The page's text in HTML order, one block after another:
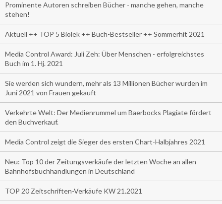
Prominente Autoren schreiben Bücher - manche gehen, manche
stehen!
Aktuell ++ TOP 5 Biolek ++ Buch-Bestseller ++ Sommerhit 2021
Media Control Award: Juli Zeh: Über Menschen - erfolgreichstes
Buch im 1. Hj. 2021
Sie werden sich wundern, mehr als 13 Millionen Bücher wurden im
Juni 2021 von Frauen gekauft
Verkehrte Welt: Der Medienrummel um Baerbocks Plagiate fördert
den Buchverkauf.
Media Control zeigt die Sieger des ersten Chart-Halbjahres 2021
Neu: Top 10 der Zeitungsverkäufe der letzten Woche an allen
Bahnhofsbuchhandlungen in Deutschland
TOP 20 Zeitschriften-Verkäufe KW 21.2021